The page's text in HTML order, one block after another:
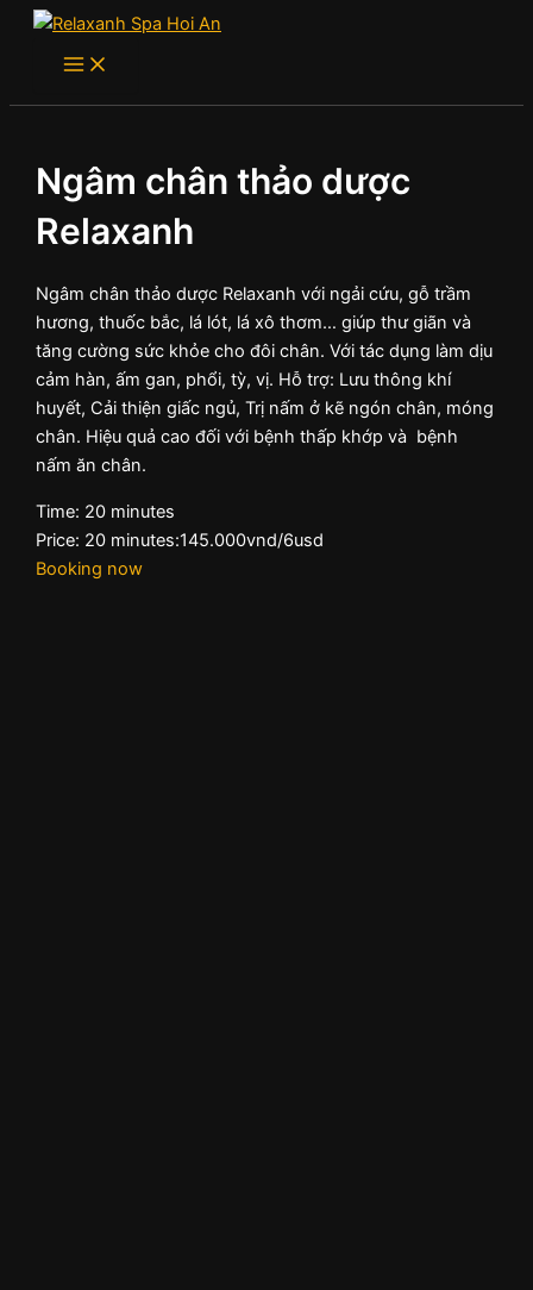
Skip
content
Menu
Ngâm chân thảo dược
Relaxanh
Ngâm chân thảo dược Relaxanh với ngải cứu, gỗ trầm
hương, thuốc bắc, lá lót, lá xô thơm… giúp thư giãn và
tăng cường sức khỏe cho đôi chân. Với tác dụng làm dịu
cảm hàn, ấm gan, phổi, tỳ, vị. Hỗ trợ: Lưu thông khí
huyết, Cải thiện giấc ngủ, Trị nấm ở kẽ ngón chân, móng
chân. Hiệu quả cao đối với bệnh thấp khớp và bệnh
nấm ăn chân.
Time: 20 minutes
Price: 20 minutes:145.000vnd/6usd
Booking now